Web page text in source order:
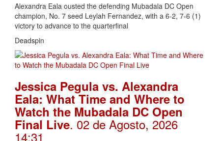
Alexandra Eala ousted the defending Mubadala DC Open
champion, No. 7 seed Leylah Fernandez, with a 6-2, 7-6 (1)
victory to advance to the quarterfinal
Deadspin
Jessica Pegula vs. Alexandra
Eala: What Time and Where to
Watch the Mubadala DC Open
Final Live. 02 de Agosto, 2026
14:31